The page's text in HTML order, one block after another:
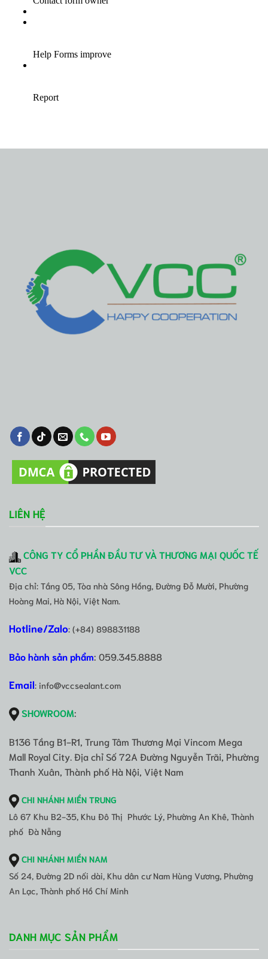
LIÊN HỆ
CÔNG TY CỔ PHẦN ĐẦU TƯ VÀ THƯƠNG MẠI QUỐC TẾ
VCC
Địa chỉ: Tầng 05, Tòa nhà Sông Hồng, Đường Đỗ Mười, Phường
Hoàng Mai, Hà Nội, Việt Nam.
Hotline/Zalo: (+84) 898831188
Bảo hành sản phẩm: 059.345.8888
Email: info@vccsealant.com
SHOWROOM:
B136 Tầng B1-R1, Trung Tâm Thương Mại Vincom Mega
Mall Royal City. Địa chỉ Số 72A Đường Nguyễn Trãi, Phường
Thanh Xuân, Thành phố Hà Nội, Việt Nam
CHI NHÁNH MIỀN TRUNG
Lô 67 Khu B2-35, Khu Đô Thị Phước Lý, Phường An Khê, Thành
phố Đà Nẵng
CHI NHÁNH MIỀN NAM
Số 24, Đường 2D nối dài, Khu dân cư Nam Hùng Vương, Phường
An Lạc, Thành phố Hồ Chí Minh
DANH MỤC SẢN PHẨM